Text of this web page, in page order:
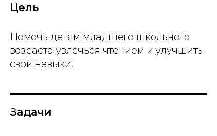
Цель
Помочь детям младшего школьного
возраста увлечься чтением и улучшить
свои навыки.
Задачи